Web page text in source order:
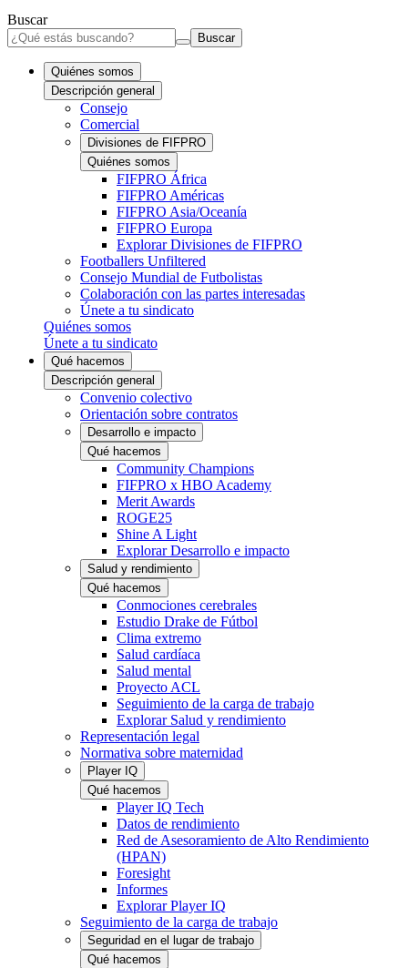
Buscar
Buscar
Quiénes somos
Descripción general
Consejo
Comercial
Divisiones de FIFPRO
Quiénes somos
FIFPRO África
FIFPRO Américas
FIFPRO Asia/Oceanía
FIFPRO Europa
Explorar Divisiones de FIFPRO
Footballers Unfiltered
Consejo Mundial de Futbolistas
Colaboración con las partes interesadas
Únete a tu sindicato
Quiénes somos
Únete a tu sindicato
Qué hacemos
Descripción general
Convenio colectivo
Orientación sobre contratos
Desarrollo e impacto
Qué hacemos
Community Champions
FIFPRO x HBO Academy
Merit Awards
ROGE25
Shine A Light
Explorar Desarrollo e impacto
Salud y rendimiento
Qué hacemos
Conmociones cerebrales
Estudio Drake de Fútbol
Clima extremo
Salud cardíaca
Salud mental
Proyecto ACL
Seguimiento de la carga de trabajo
Explorar Salud y rendimiento
Representación legal
Normativa sobre maternidad
Player IQ
Qué hacemos
Player IQ Tech
Datos de rendimiento
Red de Asesoramiento de Alto Rendimiento
(HPAN)
Foresight
Informes
Explorar Player IQ
Seguimiento de la carga de trabajo
Seguridad en el lugar de trabajo
Qué hacemos